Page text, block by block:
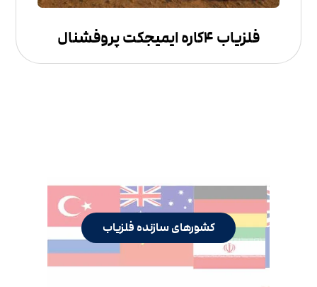
فلزیاب ۴کاره ایمیجکت پروفشنال
کشورهای سازنده فلزیاب